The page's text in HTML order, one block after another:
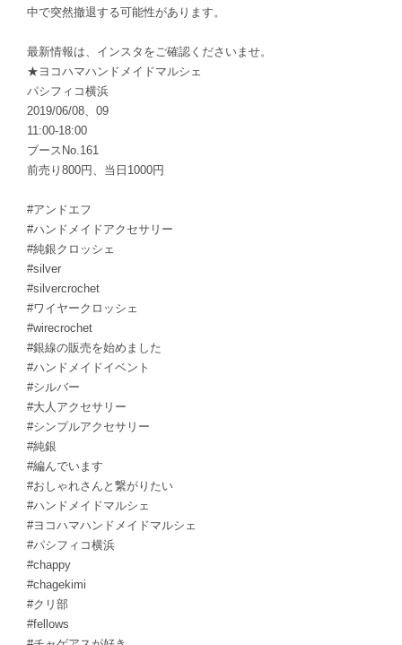
中で突然撤退する可能性があります。
最新情報は、インスタをご確認くださいませ。
★ヨコハマハンドメイドマルシェ
パシフィコ横浜
2019/06/08、09
11:00-18:00
ブースNo.161
前売り800円、当日1000円
#アンドエフ
#ハンドメイドアクセサリー
#純銀クロッシェ
#silver
#silvercrochet
#ワイヤークロッシェ
#wirecrochet
#銀線の販売を始めました
#ハンドメイドイベント
#シルバー
#大人アクセサリー
#シンプルアクセサリー
#純銀
#編んでいます
#おしゃれさんと繋がりたい
#ハンドメイドマルシェ
#ヨコハマハンドメイドマルシェ
#パシフィコ横浜
#chappy
#chagekimi
#クリ部
#fellows